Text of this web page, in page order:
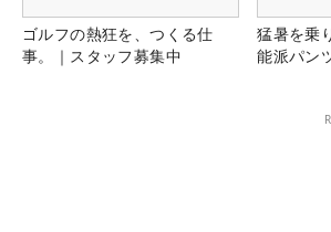
ゴルフの熱狂を、つくる仕
事。｜スタッフ募集中
猛暑を乗
能派パン